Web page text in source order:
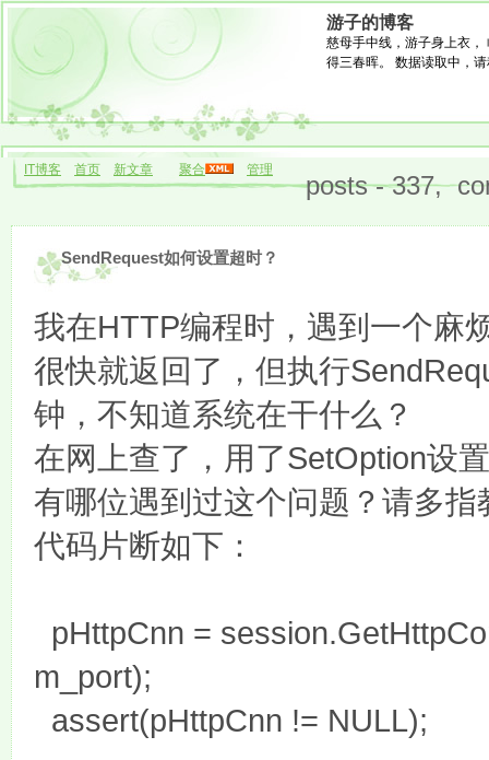
游子的博客
慈母手中线，游子身上衣
得三春晖。 数据读取中，请
IT博客 首页 新文章 聚合 管理
posts - 337,
SendRequest如何设置超时？
我在HTTP编程时，遇到一个麻
很快就返回了，但执行
钟，不知道系统在干什么？
在网上查了，用了SetOption设
有哪位遇到过这个问题？请多指
代码片断如下：
pHttpCnn =
m_port);
assert(pHttpCnn != NULL);